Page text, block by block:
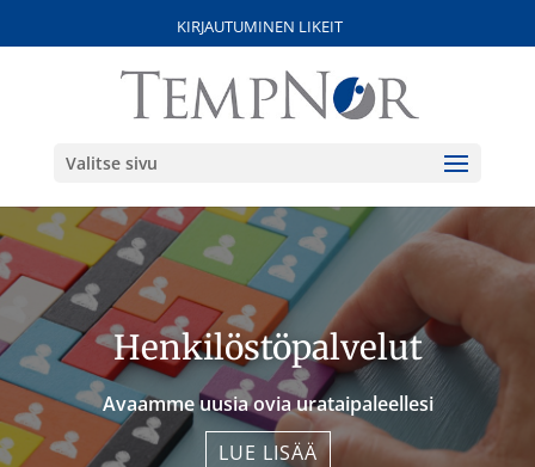
KIRJAUTUMINEN LIKEIT
Valitse sivu
Henkilöstö­­palvelut
Avaamme uusia ovia urataipaleellesi
LUE LISÄÄ